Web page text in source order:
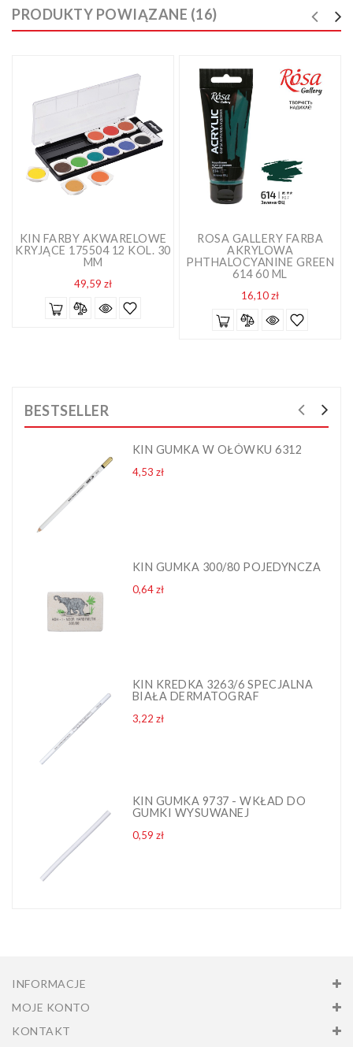
PRODUKTY POWIĄZANE (16)
KIN FARBY AKWARELOWE
KRYJĄCE 175504 12 KOL. 30
MM
49,59 złCena
ROSA GALLERY FARBA
AKRYLOWA
PHTHALOCYANINE GREEN
614 60 ML
16,10 złCena
BESTSELLER
KIN GUMKA W OŁÓWKU 6312
4,53 złCena
KIN GUMKA 300/80 POJEDYNCZA
0,64 złCena
KIN KREDKA 3263/6 SPECJALNA
BIAŁA DERMATOGRAF
3,22 złCena
KIN GUMKA 9737 - WKŁAD DO
GUMKI WYSUWANEJ
0,59 złCena
INFORMACJE
MOJE KONTO
KONTAKT